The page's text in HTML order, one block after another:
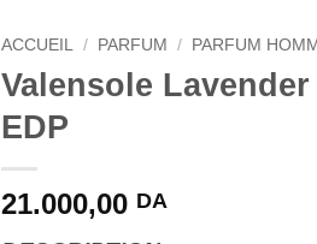
ACCUEIL / PARFUM / PARFUM
Valensole
EDP
21.000,00 DA